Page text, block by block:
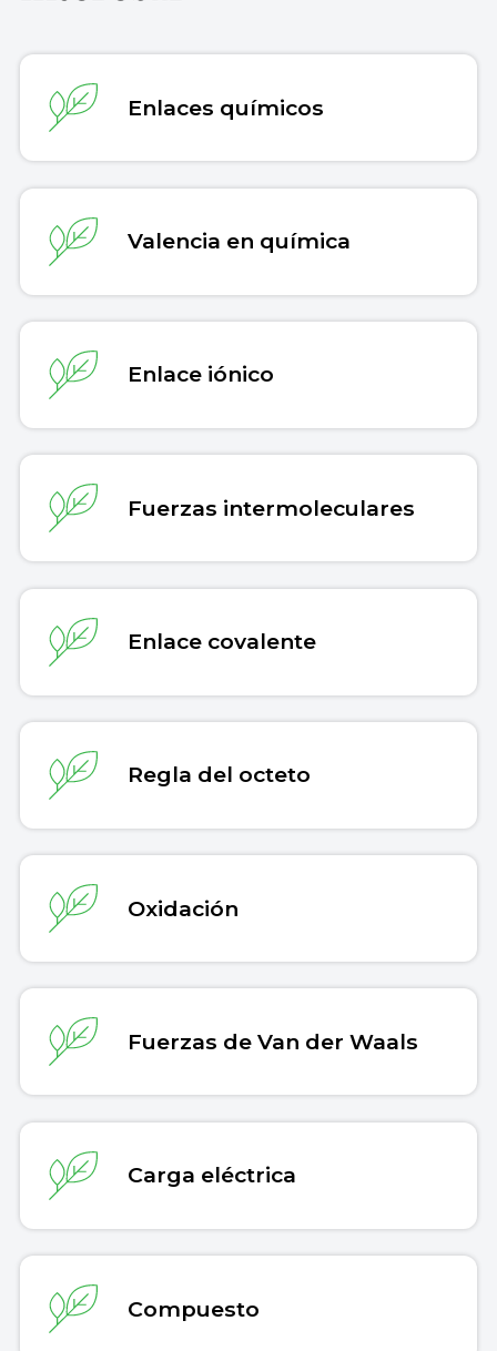
Copiar cita
Enlaces químicos
Valencia en química
Enlace iónico
Fuerzas intermoleculares
Enlace covalente
Regla del octeto
Oxidación
Fuerzas de Van der Waals
Carga eléctrica
Compuesto